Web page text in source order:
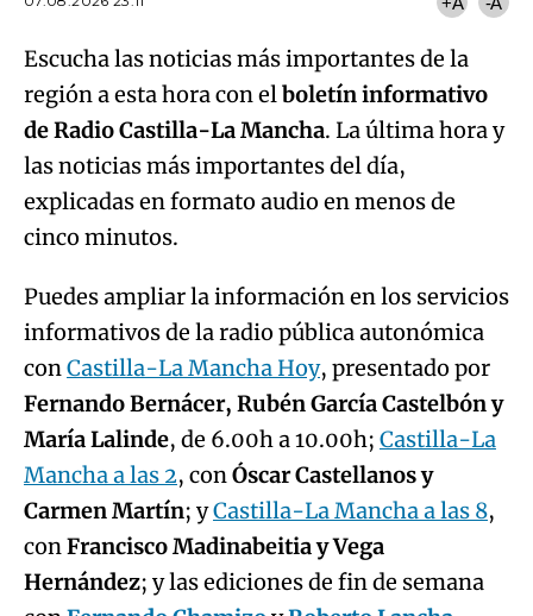
Escucha las noticias más importantes de la
región a esta hora con elboletín informativo
de Radio Castilla-La Mancha. La última hora y
las noticias más importantes del día,
explicadas en formato audio en menos de
cinco minutos.
Puedes ampliar la información en los servicios
informativos de la radio pública autonómica
conCastilla-La Mancha Hoy, presentado por
Fernando Bernácer, Rubén García Castelbón y
María Lalinde, de 6.00h a 10.00h; Castilla-La
Mancha a las 2, conÓscar Castellanos y
Carmen Martín; yCastilla-La Mancha a las 8,
conFrancisco Madinabeitia y Vega
Hernández; y las ediciones de fin de semana